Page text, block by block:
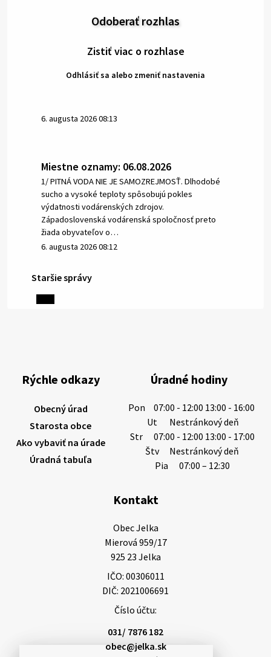
Odoberať rozhlas
Zistiť viac o rozhlase
Odhlásiť sa alebo zmeniť nastavenia
6. augusta 2026 08:13
Miestne oznamy: 06.08.2026
1/ PITNÁ VODA NIE JE SAMOZREJMOSŤ. Dlhodobé
sucho a vysoké teploty spôsobujú pokles
výdatnosti vodárenských zdrojov.
Západoslovenská vodárenská spoločnosť preto
žiada obyvateľov o…
6. augusta 2026 08:12
5. augusta 2026 13:10
hlbokým zármutkom Vám oznamujeme, že vo veku
73 rokov nás opustila Irena Tanková, rodená
5. augusta 2026 12:59
3. augusta 2026 08:45
Smútočné oznamy: 03.08.2026 1/ Vážení obyvatelia!S
hlbokým zármutkom Vám oznamujeme, že vo veku
84 rokov nás opustil Ján Letusek. Pohreb zosnulého
bude dňa 4.08.2026 v utorok 10.00…
3. augusta 2026 08:44
Staršie správy
Rýchle odkazy
Obecný úrad
Starosta obce
Ako vybaviť na úrade
Úradná tabuľa
Úradné hodiny
Pon
07:00 - 12:00 13:00 - 16:00
Ut
Nestránkový deň
Str
07:00 - 12:00 13:00 - 17:00
Štv
Nestránkový deň
Pia
07:00 – 12:30
Kontakt
Obec Jelka
Mierová 959/17
925 23 Jelka
IČO: 00306011
DIČ: 2021006691
Číslo účtu:
031/ 7876 182
obec@jelka.sk